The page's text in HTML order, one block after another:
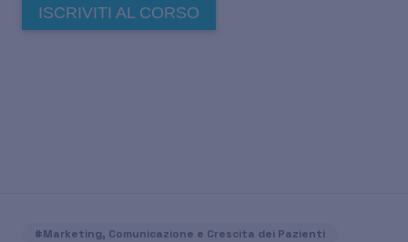
ISCRIVITI AL CORSO
#Marketing, Comunicazione e Crescita dei Pazienti